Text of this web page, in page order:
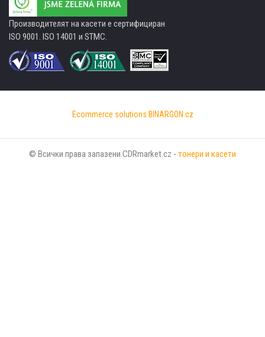
Производителят на касети е сертифициран
ISO 9001. ISO 14001 и STMC.
Ecommerce solutions BINARGON.cz
© Всички права запазени CDRmarket.cz - тонери и касети